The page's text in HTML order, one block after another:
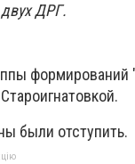
ДРГ.
были отступить.